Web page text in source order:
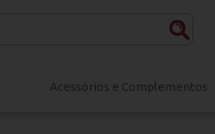
Acessórios e Complementos